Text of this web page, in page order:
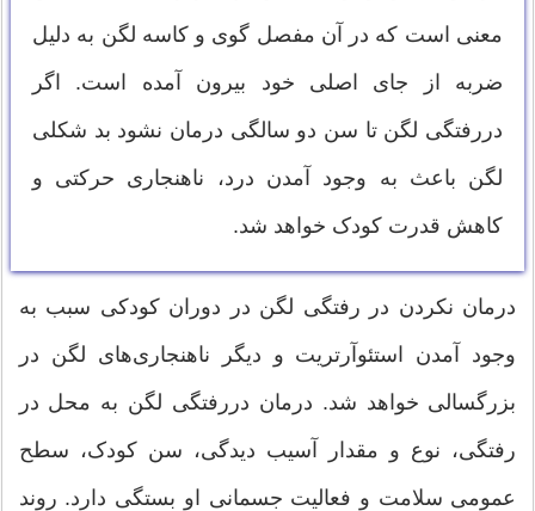
معنی است که در آن مفصل گوی و کاسه لگن به دلیل
ضربه از جای اصلی خود بیرون آمده است. اگر
دررفتگی لگن تا سن دو سالگی درمان نشود بد شکلی
لگن باعث به وجود آمدن درد، ناهنجاری حرکتی و
کاهش قدرت کودک خواهد شد.
درمان نکردن در رفتگی لگن در دوران کودکی سبب به
وجود آمدن استئوآرتریت و دیگر ناهنجاری‌های لگن در
بزرگسالی خواهد شد. درمان دررفتگی لگن به محل در
رفتگی، نوع و مقدار آسیب دیدگی، سن کودک، سطح
عمومی سلامت و فعالیت جسمانی او بستگی دارد. روند